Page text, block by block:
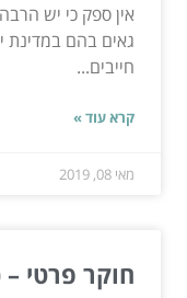
אין ספק כי יש
גאים בהם במדינת
חייבים...
קרא עוד »
מאי 08, 2019
חוקר פרטי –